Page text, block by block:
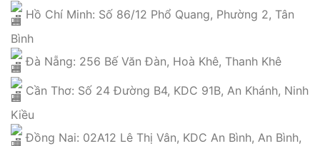
Hồ Chí Minh: Số 86/12 Phổ Quang, Phường 2, Tân
Bình
Đà Nẵng: 256 Bế Văn Đàn, Hoà Khê, Thanh Khê
Cần Thơ: Số 24 Đường B4, KDC 91B, An Khánh, Ninh
Kiều
Đồng Nai: 02A12 Lê Thị Vân, KDC An Bình, An Bình,